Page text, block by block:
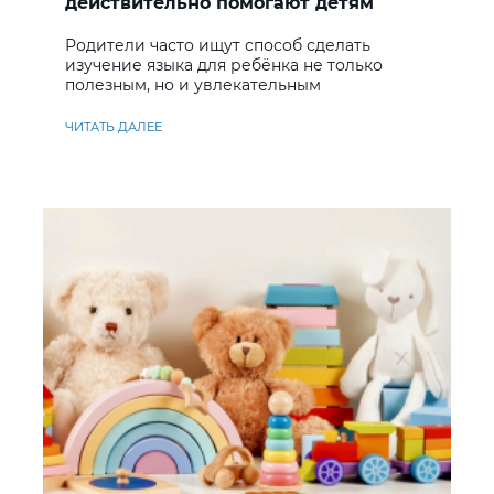
Родители часто ищут способ сделать
изучение языка для ребёнка не только
полезным, но и увлекательным
ЧИТАТЬ ДАЛЕЕ